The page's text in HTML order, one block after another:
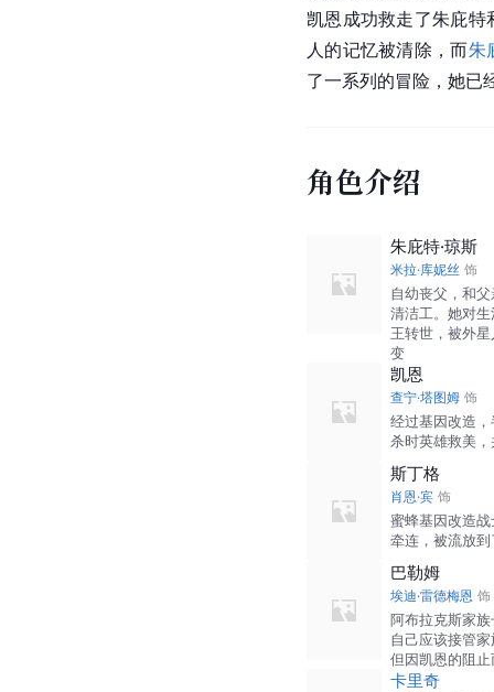
凯恩成功救走了朱庇特
人的记忆被清除，而朱
了一系列的冒险，她已
角色介绍
朱庇特·琼斯
米拉·库妮丝 饰
自幼丧父，和
清洁工。她对
王转世，被外
变
凯恩
查宁·塔图姆 饰
经过基因改造
杀时英雄救美
斯丁格
肖恩·宾 饰
蜜蜂基因改造
牵连，被流放
巴勒姆
埃迪·雷德梅恩 饰
阿布拉克斯家
自己应该接管
但因凯恩的阻
卡里奇